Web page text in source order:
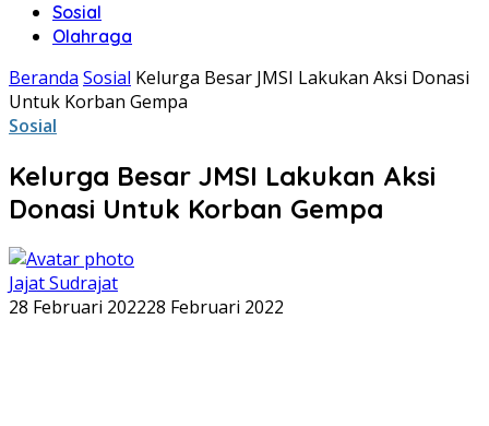
Sosial
Olahraga
Beranda Sosial Kelurga Besar JMSI Lakukan Aksi Donasi
Untuk Korban Gempa
Sosial
Kelurga Besar JMSI Lakukan Aksi
Donasi Untuk Korban Gempa
Jajat Sudrajat
28 Februari 202228 Februari 2022